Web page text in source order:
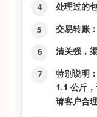
处理过的
交易转账
清关强，
特别说明
1.1 公斤，
请客户合